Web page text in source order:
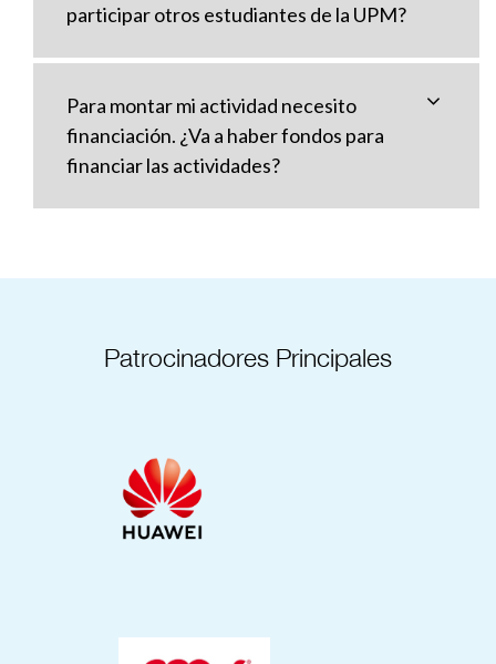
participar otros estudiantes de la UPM?
Para montar mi actividad necesito
financiación. ¿Va a haber fondos para
financiar las actividades?
Patrocinadores Principales